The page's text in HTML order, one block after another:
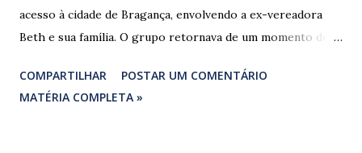
acesso à cidade de Bragança, envolvendo a ex-vereadora
Beth e sua família. O grupo retornava de um momento de
vereadora e irmão dos ex-vereadores de Bragança, Mauro
Rodrigues e Zeca Rodrigues , estava voltando do
COMPARTILHAR
POSTAR UM COMENTÁRIO
MATÉRIA COMPLETA »